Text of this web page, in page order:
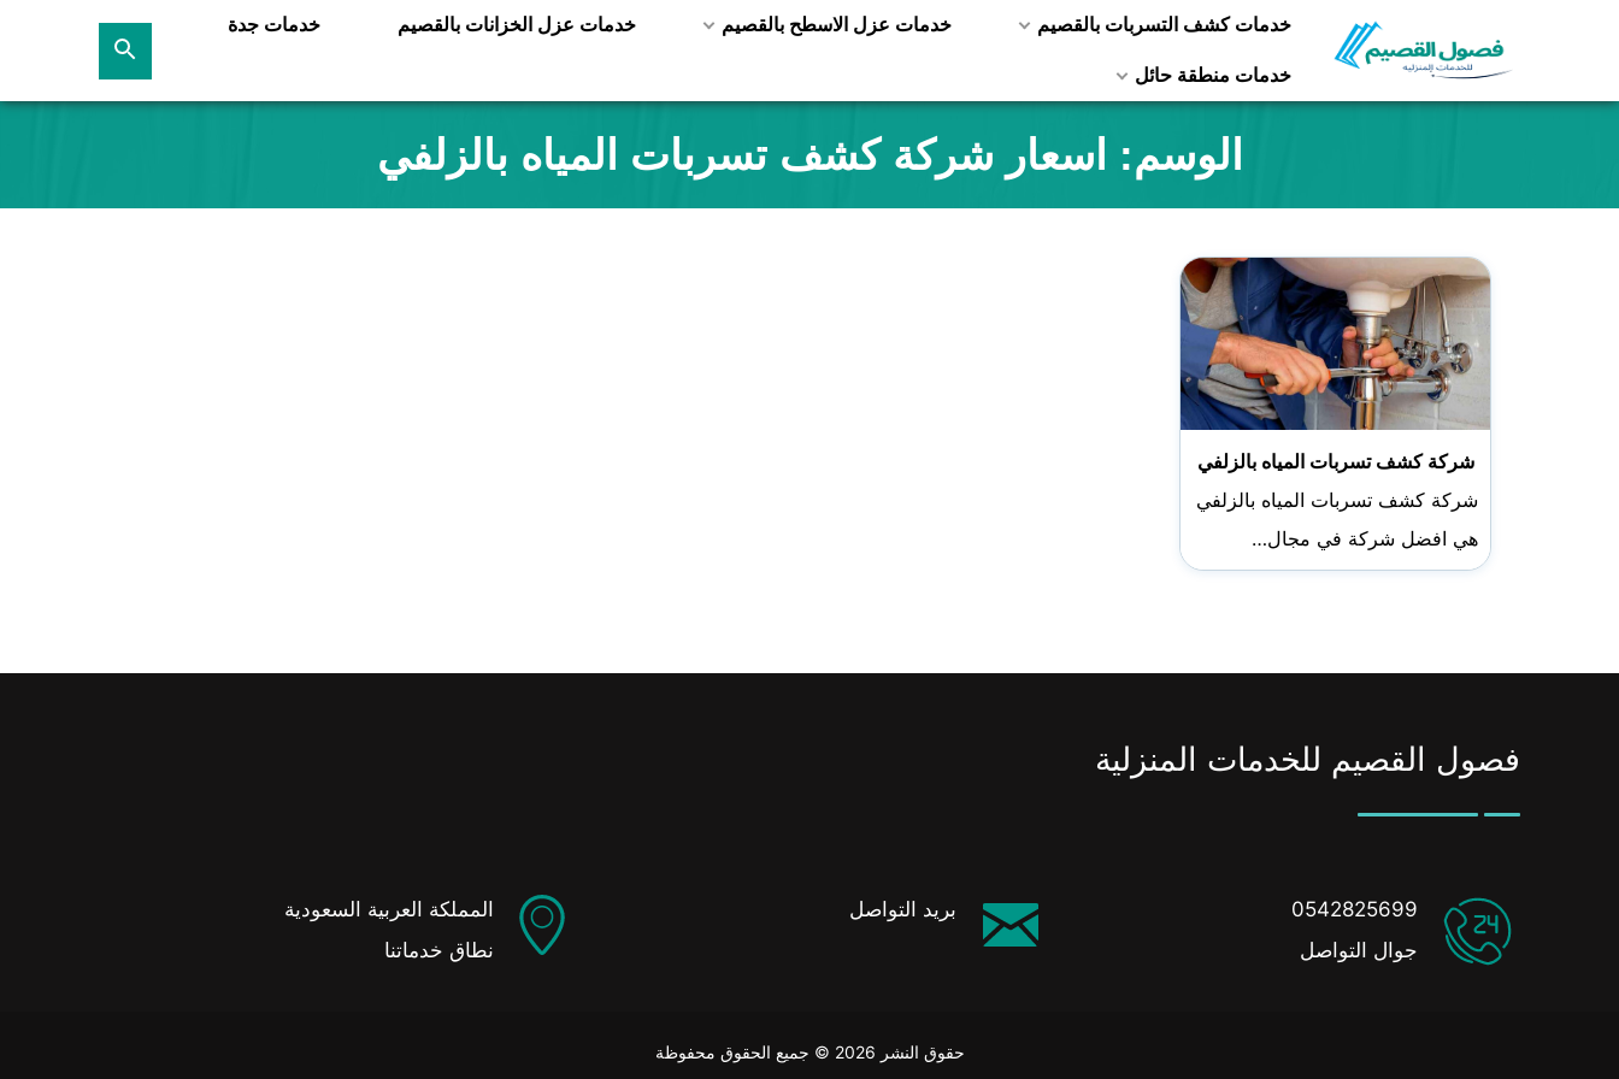
المحتوى
خدمات كشف التسربات بالقصيم خدمات عزل الاسطح بالقصيم خدمات عزل الخزانات بالقصيم خدمات جدة
خدمات منطقة حائل
بحث
الوسم: اسعار شركة كشف تسربات المياه بالزلفي
شركة كشف تسربات المياه بالزلفي
شركة كشف تسربات المياه بالزلفي
هي افضل شركة في مجال…
فصول القصيم للخدمات المنزلية
0542825699
جوال التواصل
بريد التواصل
المملكة العربية السعودية
نطاق خدماتنا
حقوق النشر 2026 © جميع الحقوق محفوظة